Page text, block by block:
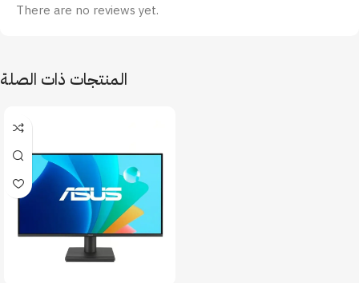
There are no reviews yet.
المنتجات ذات الصلة